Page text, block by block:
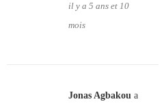
il y a 5 ans et 10
mois
Jonas Agbakou a